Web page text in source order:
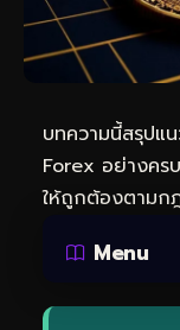
บทความนี้สรุปแ
Forex อย่างคร
ให้ถูกต้องตามก
Menu